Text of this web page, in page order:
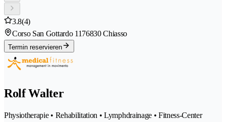
3.8(4)
Corso San Gottardo 1176830 Chiasso
Termin reservieren
Rolf Walter
Physiotherapie • Rehabilitation • Lymphdrainage • Fitness-Center